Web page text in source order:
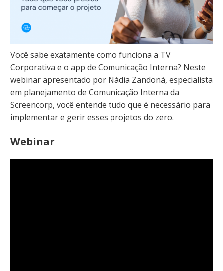
Você sabe exatamente como funciona a TV
Corporativa e o app de Comunicação Interna? Neste
webinar apresentado por Nádia Zandoná, especialista
em planejamento de Comunicação Interna da
Screencorp, você entende tudo que é necessário para
implementar e gerir esses projetos do zero.
Webinar